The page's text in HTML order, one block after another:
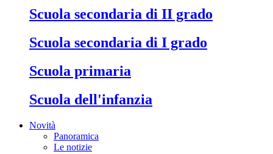
Scuola secondaria di II grado
Scuola secondaria di I grado
Scuola primaria
Scuola dell'infanzia
Novità
Panoramica
Le notizie